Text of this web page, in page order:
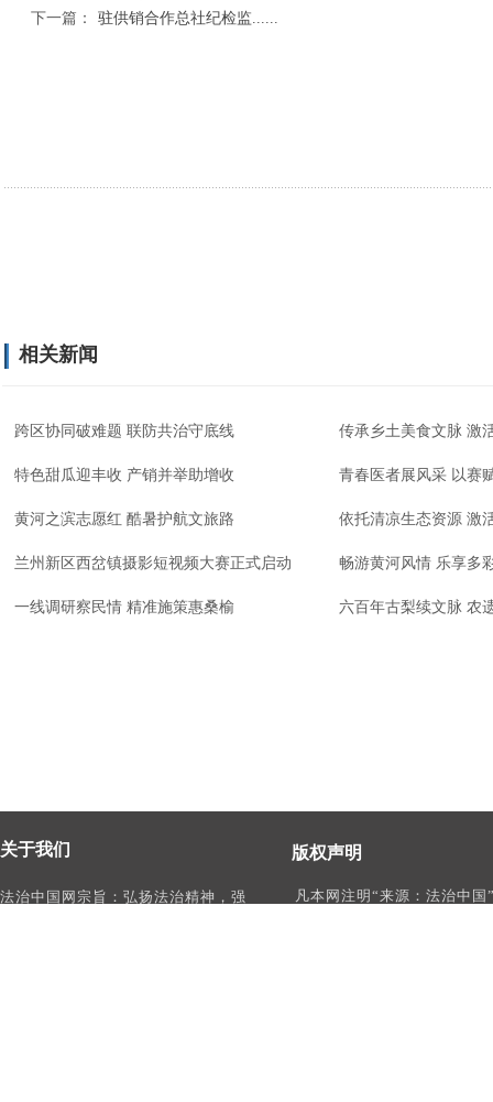
下一篇：
驻供销合作总社纪检监......
相关新闻
跨区协同破难题 联防共治守底线 传承乡土美食文脉 激
特色甜瓜迎丰收 产销并举助增收 青春医者展风采 以赛
黄河之滨志愿红 酷暑护航文旅路 依托清凉生态资源 激
兰州新区西岔镇摄影短视频大赛正式启动 畅游黄河风情 乐享多
一线调研察民情 精准施策惠桑榆 六百年古梨续文脉 农
版权声明
凡本网注明“来源：法治中国
关于我们
法治中国网宗旨：弘扬法治精神，强